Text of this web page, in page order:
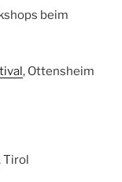
beim
, Ottensheim
Tirol